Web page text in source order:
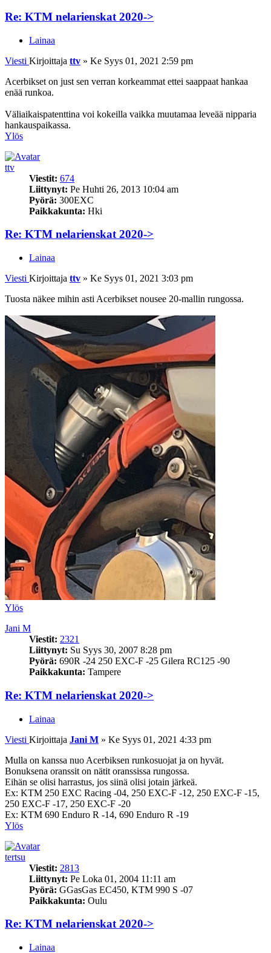
Re: KTM nelarienskat 2020->
Lainaa
Viesti Kirjoittaja ttv » Ke Syys 01, 2021 2:59 pm
Acerbikset on just sen verran korkeammat ettei saappaat hankaa
enää runkoa.
Väliaikaispatenttina voi kokeilla vaikka muutamaa leveää nipparia
hankauspaikassa.
Ylös
ttv
Viestit: 674
Liittynyt: Pe Huhti 26, 2013 10:04 am
Pyörä: 300EXC
Paikkakunta: Hki
Re: KTM nelarienskat 2020->
Lainaa
Viesti Kirjoittaja ttv » Ke Syys 01, 2021 3:03 pm
Tuosta näkee mihin asti Acerbikset nousee 20-mallin rungossa.
Ylös
Jani M
Viestit: 2321
Liittynyt: Su Syys 30, 2007 8:28 pm
Pyörä: 690R -24 250 EXC-F -25 Gilera RC125 -90
Paikkakunta: Tampere
Re: KTM nelarienskat 2020->
Lainaa
Viesti Kirjoittaja Jani M » Ke Syys 01, 2021 4:33 pm
Mulla on kanssa nuo Acerbiksen runkosuojat ja on hyvät.
Bonuksena oranssit on nätit oranssissa rungossa.
Eihän se olisi harrastus, jos siinä olisi jotain järkeä.
Ex: KTM 250 EXC Racing -04, 250 EXC-F -12, 250 EXC-F -15,
250 EXC-F -17, 250 EXC-F -20
Ex: KTM 690 Enduro R -14, 690 Enduro R -19
Ylös
tertsu
Viestit: 2813
Liittynyt: Pe Loka 01, 2004 11:11 am
Pyörä: GGasGas EC450, KTM 990 S -07
Paikkakunta: Oulu
Re: KTM nelarienskat 2020->
Lainaa